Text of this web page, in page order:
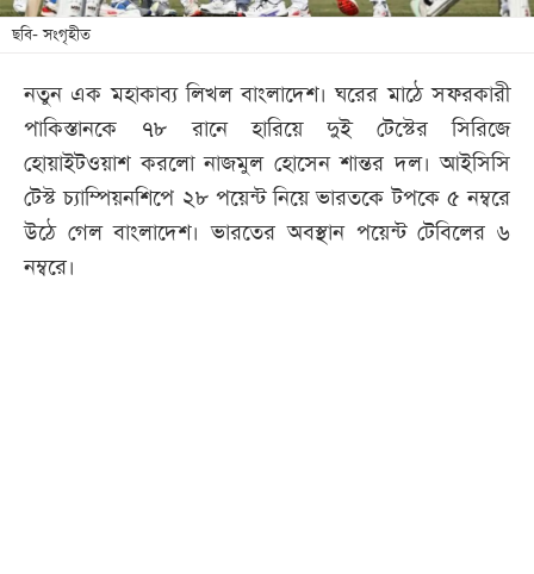
ছবি- সংগৃহীত
নতুন এক মহাকাব্য লিখল বাংলাদেশ। ঘরের মাঠে সফরকারী
পাকিস্তানকে ৭৮ রানে হারিয়ে দুই টেস্টের সিরিজে
হোয়াইটওয়াশ করলো নাজমুল হোসেন শান্তর দল। আইসিসি
টেস্ট চ্যাম্পিয়নশিপে ২৮ পয়েন্ট নিয়ে ভারতকে টপকে ৫ নম্বরে
উঠে গেল বাংলাদেশ। ভারতের অবস্থান পয়েন্ট টেবিলের ৬
নম্বরে।